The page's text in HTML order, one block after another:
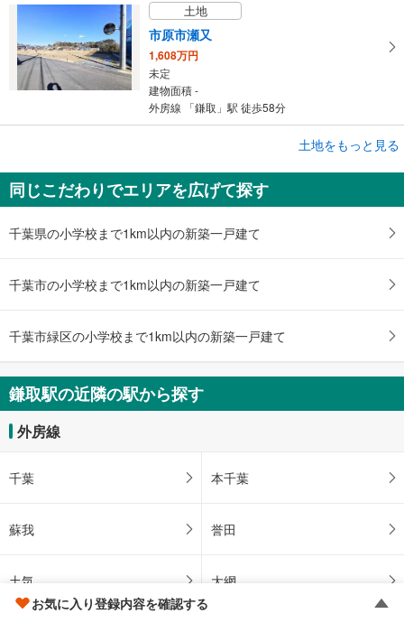
土地
市原市瀬又
1,608万円
未定
建物面積 -
外房線 「鎌取」駅 徒歩58分
千葉市緑区おゆみ野中央7丁目
2,750万円
未定
建物面積 -
土地をもっと見る
同じこだわりでエリアを広げて探す
千葉県の小学校まで1km以内の新築一戸建て
千葉市の小学校まで1km以内の新築一戸建て
千葉市緑区の小学校まで1km以内の新築一戸建て
鎌取駅の近隣の駅から探す
外房線
千葉 本千葉
蘇我 誉田
土気
大網
お気に入り登録内容を確認する